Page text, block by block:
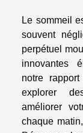
Le sommeil
souvent
perpétuel
innovantes
notre
explorer
améliorer
chaque